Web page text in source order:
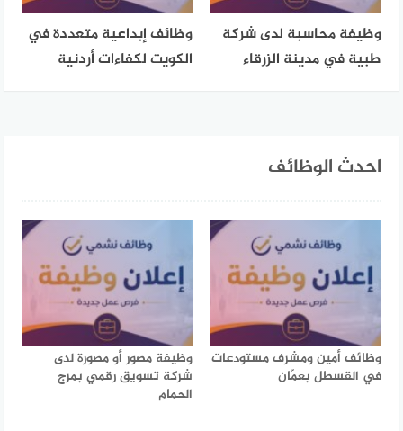
وظيفة محاسبة لدى شركة
طبية في مدينة الزرقاء
وظائف إبداعية متعددة في
الكويت لكفاءات أردنية
احدث الوظائف
وظائف أمين ومشرف مستودعات
في القسطل بعمّان
وظيفة مصور أو مصورة لدى
شركة تسويق رقمي بمرج
الحمام